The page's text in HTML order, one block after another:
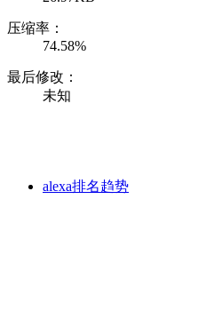
压缩率：
74.58%
最后修改：
未知
alexa排名趋势